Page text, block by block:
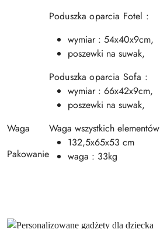
Poduszka oparcia Fotel :
wymiar : 54x40x9cm,
poszewki na suwak,
Poduszka oparcia Sofa :
wymiar : 66x42x9cm,
poszewki na suwak,
Waga
Waga wszystkich
Pakowanie
132,5x65x53 cm
waga : 33kg